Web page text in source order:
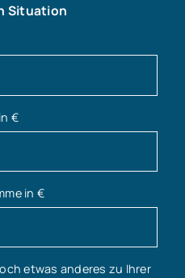
Situation
€
in €
etwas anderes zu Ihrer